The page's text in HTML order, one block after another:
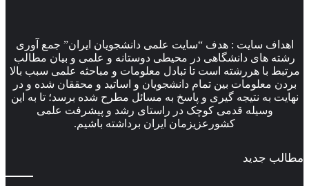
اهداف سایت : هدف “سایت علمی دانشجویان ایران” جمع آوری
رشته های دانشگاهی در محیطی دوستانه و علمی و بیان مطالب
مرتبط با هررشته است تا تبادل معلومات و مباحثه علمی سبب بالا
بردن معلومات بین تمام دانشجویان و اساتید و محققان شده و در
نهایت به نتیجه گیری و پاسخ به مسائل مطرح شده برسد؛ تا به این
وسیله قدمی کوچک در راستای رشد و پیشرفت علمی
کشورعزیزمان ایران برداشته باشیم.
مطالب جدید